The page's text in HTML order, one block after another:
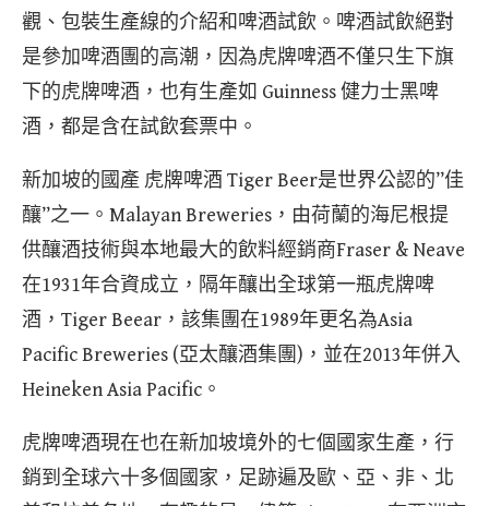
觀、包裝生產線的介紹和啤酒試飲。啤酒試飲絕對
是參加啤酒團的高潮，因為虎牌啤酒不僅只生下旗
下的虎牌啤酒，也有生產如 Guinness 健力士黑啤
酒，都是含在試飲套票中。
新加坡的國產 虎牌啤酒 Tiger Beer是世界公認的”佳
釀”之一。Malayan Breweries，由荷蘭的海尼根提
供釀酒技術與本地最大的飲料經銷商Fraser & Neave
在1931年合資成立，隔年釀出全球第一瓶虎牌啤
酒，Tiger Beear，該集團在1989年更名為Asia
Pacific Breweries (亞太釀酒集團)，並在2013年併入
Heineken Asia Pacific。
虎牌啤酒現在也在新加坡境外的七個國家生產，行
銷到全球六十多個國家，足跡遍及歐、亞、非、北